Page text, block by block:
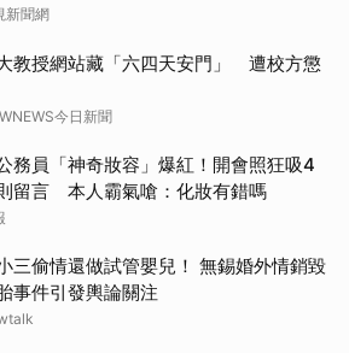
新聞網
教授網站藏「六四天安門」 遭校方懲
今日新聞
務員「神奇妝容」爆紅！開會照狂吸4
留言 本人霸氣嗆：化妝有錯嗎
三偷情還做試管嬰兒！ 無錫婚外情銷毀
事件引發輿論關注